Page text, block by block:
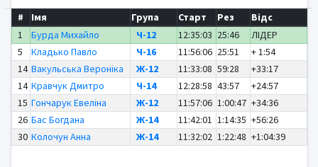
# Імя Група Старт Рез
Відс
1
Бурда Михайло Ч-12 12:35:03 25:46
ЛІДЕР
5
Кладько Павло Ч-16 11:56:06 25:51
+ 1:54
14 Вакульська Вероніка Ж-12 11:33:08 59:28
+33:17
14 Кравчук Дмитро Ч-14 12:28:58 43:57
+24:57
15 Гончарук Евеліна Ж-12 11:57:06 1:00:47 +34:36
26 Бас Богдана Ж-14 11:42:01 1:14:35 +56:26
30 Колочун Анна Ж-14 11:32:02 1:22:48 +1:04:39